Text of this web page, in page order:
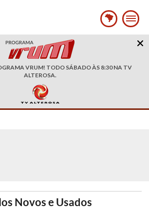
VRUM! TODO SÁBADO ÀS 8:30 NA TV
ALTEROSA.
Novos e Usados